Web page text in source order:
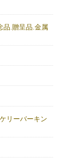
品.贈呈品.金属
リーバーキン